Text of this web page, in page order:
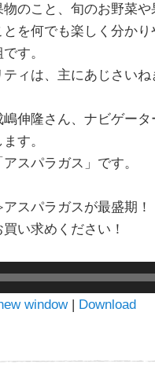
のこと、旬のお野菜
を何でも楽しく分か
す。
ティは、主にあじさい
伸隆さん、ナビゲー
す。
スパラガス」です。
スパラガスが最盛期！
い求めください！
window| Download